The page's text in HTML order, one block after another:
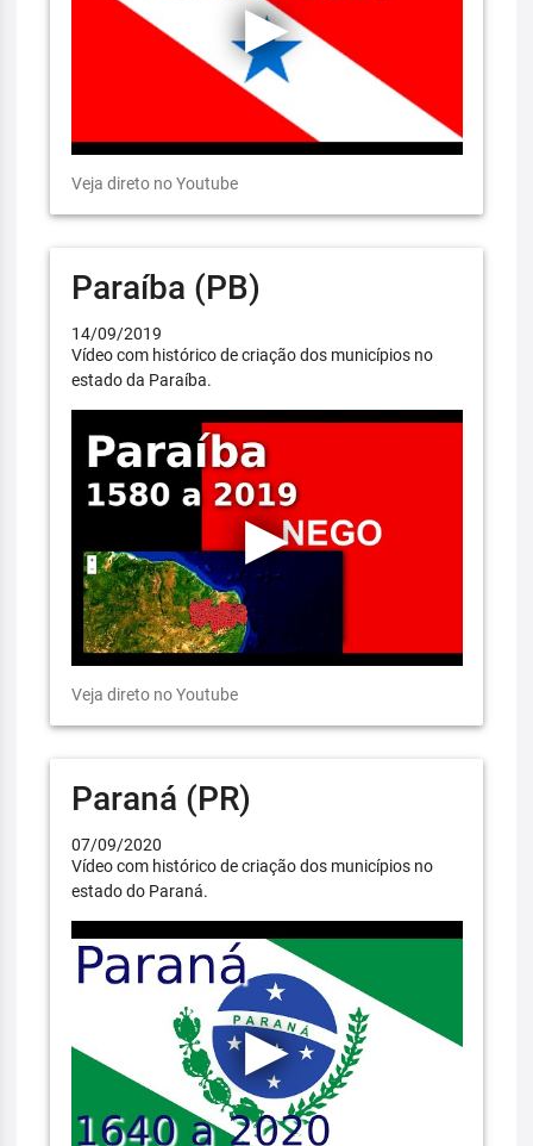
Veja direto no Youtube
Paraíba (PB)
14/09/2019
Vídeo com histórico de criação dos municípios no
estado da Paraíba.
Veja direto no Youtube
Paraná (PR)
07/09/2020
Vídeo com histórico de criação dos municípios no
estado do Paraná.